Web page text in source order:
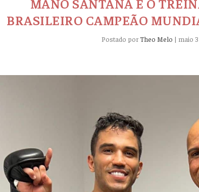
MANO SANTANA É O
BRASILEIRO CAMPEÃO
Postado porTheo Melo | maio